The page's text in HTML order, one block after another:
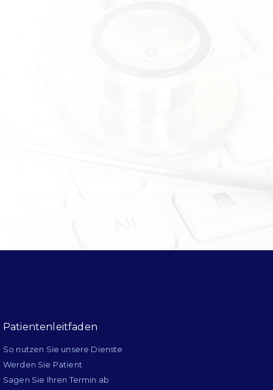
Patientenleitfaden
So nutzen Sie unsere Dienste
Werden Sie Patient
Sagen Sie Ihren Termin ab